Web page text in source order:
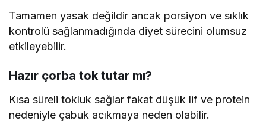
Tamamen yasak değildir ancak porsiyon ve sıklık
kontrolü sağlanmadığında diyet sürecini olumsuz
etkileyebilir.
Hazır çorba tok tutar mı?
Kısa süreli tokluk sağlar fakat düşük lif ve protein
nedeniyle çabuk acıkmaya neden olabilir.